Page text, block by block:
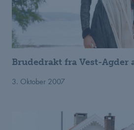
Brudedrakt fra Vest-Agder
3. Oktober 2007